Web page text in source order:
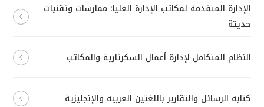
الإدارة المتقدمة لمكاتب الإدارة العليا: ممارسات وتقنيات
حديثة
النظام المتكامل لإدارة أعمال السكرتارية والمكاتب
كتابة الرسائل والتقارير باللغتين العربية والإنجليزية